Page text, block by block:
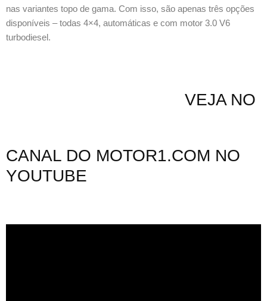
nas variantes topo de gama. Com isso, são apenas três opções
disponíveis – todas 4×4, automáticas e com motor 3.0 V6
turbodiesel.
VEJA NO
CANAL DO MOTOR1.COM NO
YOUTUBE